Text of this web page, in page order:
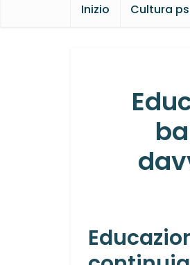
Inizio Cultura